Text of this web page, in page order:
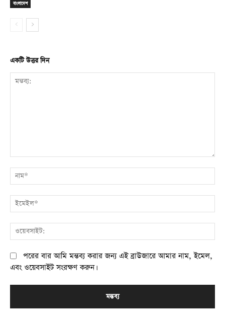
বাংলাদেশ
একটি উত্তর দিন
মন্তব্য:
পরের বার আমি মন্তব্য করার জন্য এই ব্রাউজারে আমার নাম, ইমেল,
এবং ওয়েবসাইট সংরক্ষণ করুন।